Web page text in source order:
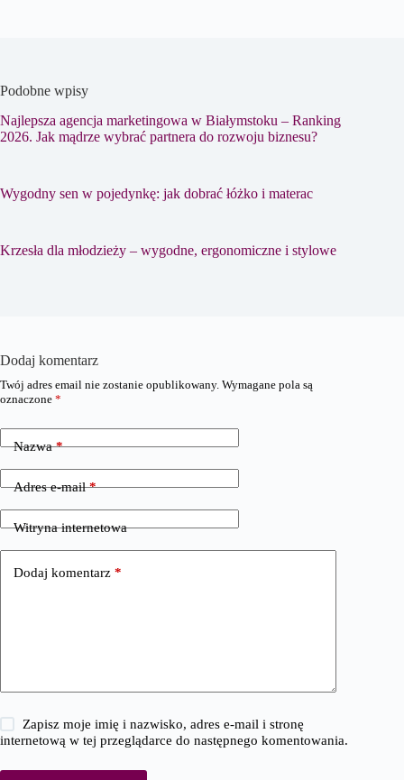
Podobne wpisy
Najlepsza agencja marketingowa w Białymstoku – Ranking
2026. Jak mądrze wybrać partnera do rozwoju biznesu?
Wygodny sen w pojedynkę: jak dobrać łóżko i materac
Krzesła dla młodzieży – wygodne, ergonomiczne i stylowe
Dodaj komentarz
Twój adres email nie zostanie opublikowany. Wymagane pola są
oznaczone *
Nazwa*
Adres e-mail*
Witryna internetowa
Dodaj komentarz *
Zapisz moje imię i nazwisko, adres e-mail i stronę
internetową w tej przeglądarce do następnego komentowania.